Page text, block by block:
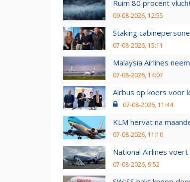
Ruim 80 procent
09-08-2026, 12:55
Staking
07-08-2026, 15:11
Malaysia Airlines
07-08-2026, 14:07
Airbus op koers voor
07-08-2026, 11:44
KLM hervat na
07-08-2026, 11:10
National Airlines
07-08-2026, 9:52